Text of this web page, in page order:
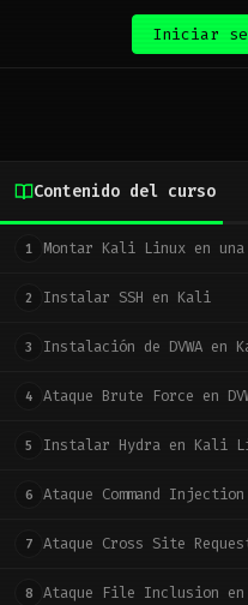
Iniciar
Contenido del curso
1 Montar Kali Linux en
2 Instalar SSH en Kali
3 Instalación de DVWA en
4 Ataque Brute Force en
5 Instalar Hydra en Kali
6
7
8 Ataque File Inclusion en